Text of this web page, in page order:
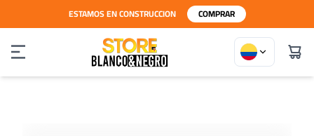
ESTAMOS EN CONSTRUCCION COMPRAR